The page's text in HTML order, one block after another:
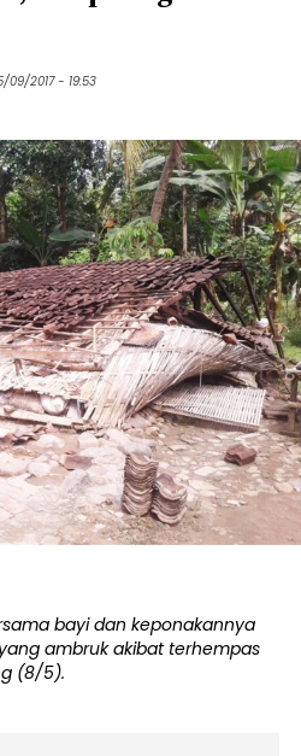
09/2017 - 19:53
bayi dan keponakannya
ambruk akibat terhempas
(8/5).